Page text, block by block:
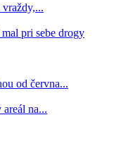
pri sebe drogy
od června...
na...